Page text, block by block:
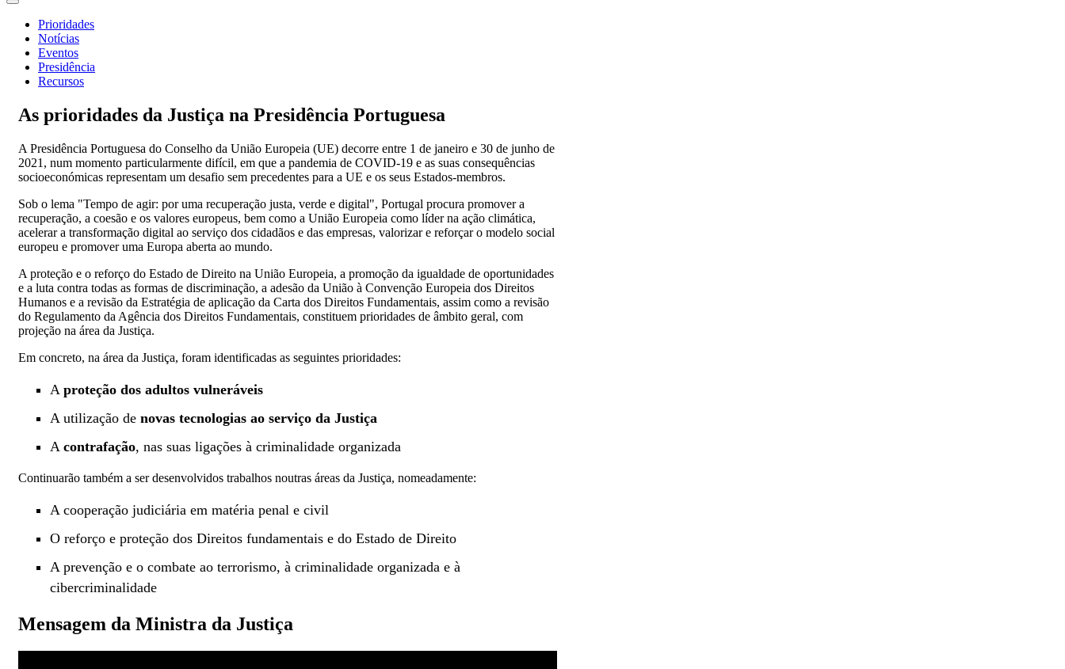
Toggle
navigationPrioridades
Notícias
Eventos
Presidência
Recursos
As prioridades da Justiça na Presidência Portuguesa
A Presidência Portuguesa do Conselho da União Europeia (UE) decorre entre 1 de janeiro e 30 de junho de
2021, num momento particularmente difícil, em que a pandemia de COVID-19 e as suas consequências
socioeconómicas representam um desafio sem precedentes para a UE e os seus Estados-membros.
Sob o lema "Tempo de agir: por uma recuperação justa, verde e digital", Portugal procura promover a
recuperação, a coesão e os valores europeus, bem como a União Europeia como líder na ação climática,
acelerar a transformação digital ao serviço dos cidadãos e das empresas, valorizar e reforçar o modelo social
europeu e promover uma Europa aberta ao mundo.
A proteção e o reforço do Estado de Direito na União Europeia, a promoção da igualdade de oportunidades
e a luta contra todas as formas de discriminação, a adesão da União à Convenção Europeia dos Direitos
Humanos e a revisão da Estratégia de aplicação da Carta dos Direitos Fundamentais, assim como a revisão
do Regulamento da Agência dos Direitos Fundamentais, constituem prioridades de âmbito geral, com
projeção na área da Justiça.
Em concreto, na área da Justiça, foram identificadas as seguintes prioridades:
A proteção dos adultos vulneráveis
A utilização de novas tecnologias ao serviço da Justiça
A contrafação, nas suas ligações à criminalidade organizada
Continuarão também a ser desenvolvidos trabalhos noutras áreas da Justiça, nomeadamente:
A cooperação judiciária em matéria penal e civil
O reforço e proteção dos Direitos fundamentais e do Estado de Direito
A prevenção e o combate ao terrorismo, à criminalidade organizada e à
cibercriminalidade
Mensagem da Ministra da Justiça